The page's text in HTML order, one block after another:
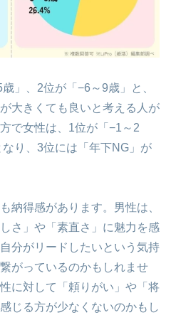
」、2位が「−6～9歳」と、
大きくても良いと考える人が
で女性は、1位が「−1～2
り、3位には「年下NG」が
納得感があります。男性は、
さ」や「素直さ」に魅力を感
分がリードしたいという気持
がっているのかもしれませ
に対して「頼りがい」や「将
じる方が少なくないのかもし